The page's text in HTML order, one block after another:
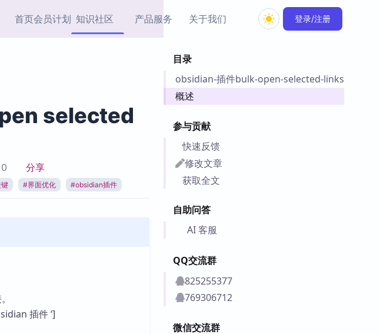
首页会员计划 知识社区
协作者
Zotero 专题
Obsidian 专题
产品服务
插件
Obsidian 思维导图插件
挂件集市
Zettelkasten 实践示例
Obsidian 教程
关于我们 登录/注册
目录
obsidian-插件bulk-open-selected-links
概述
参与贡献
快速反馈
修改文章
获取全文
自助问答
AI 客服
QQ交流群
825255377
769306712
微信交流群
selected
0 分享
#界面优化 #obsidian插件
插件 ‘]